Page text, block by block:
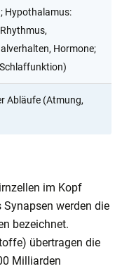
Hypothalamus:
Hormone;
Abläufe (Atmung,
im Kopf
werden die
bezeichnet.
übertragen die
Milliarden